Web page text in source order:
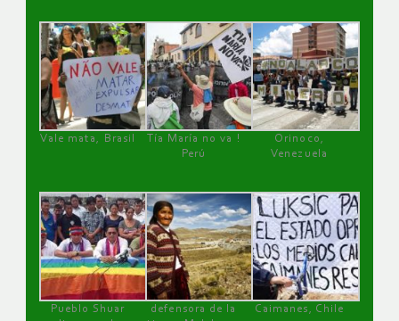
Vale mata, Brasil
Tía María no va !
Perú
Orinoco,
Venezuela
Pueblo Shuar
defensora de la
Caimanes, Chile